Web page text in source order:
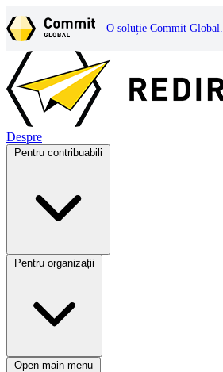
O soluție Commit Global.
Despre
Pentru contribuabili
Pentru organizații
Open main menu